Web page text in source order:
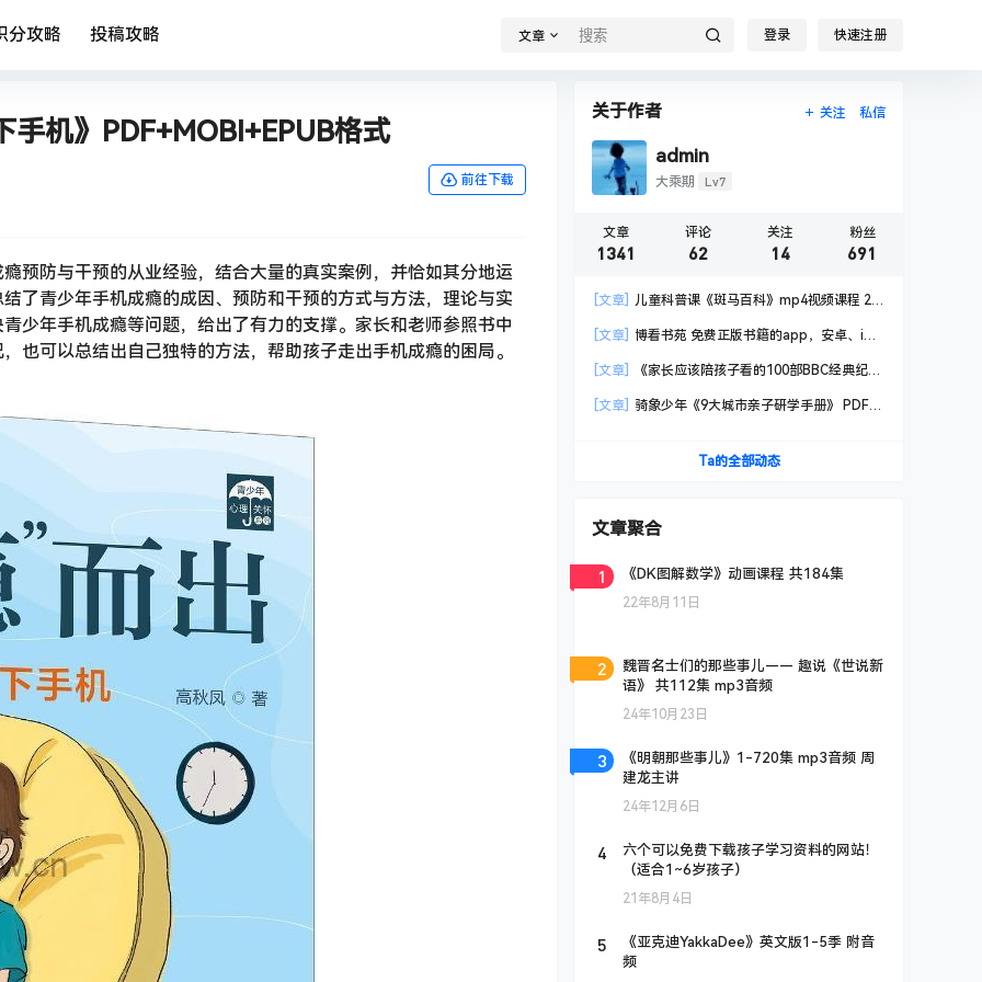
分攻略 投稿攻略 文章 登录 快速注册
机》PDF+MOBI+EPUB格式
前往下载
预防与干预的从业经验，结合大量的真实案例，并恰如其分地运
了青少年手机成瘾的成因、预防和干预的方式与方法，理论与实
少年手机成瘾等问题，给出了有力的支撑。家长和老师参照书中
也可以总结出自己独特的方法，帮助孩子走出手机成瘾的困局。
关于作者 关注 私信
admin
大乘期 Lv7
文章
1341
评论
62
关注
14
粉丝
691
[文章]
儿童科普课《斑马百科》mp4视频课程 20
[文章]
博看书苑 免费正版书籍的app，安卓、iOS
[文章]
《家长应该陪孩子看的100部BBC经典纪录
[文章]
骑象少年《9大城市亲子研学手册》 PDF格
Ta的全部动态
文章聚合
1 《DK图解数学》动画课程 共184集
22年8月11日
2
魏晋名士们的那些事儿—— 趣说《世说新
语》 共112集 mp3音频
24年10月23日
3
《明朝那些事儿》1-720集 mp3音频 周
建龙主讲
24年12月6日
4
六个可以免费下载孩子学习资料的网站！
（适合1~6岁孩子）
21年8月4日
5
《亚克迪YakkaDee》英文版1-5季 附音
频